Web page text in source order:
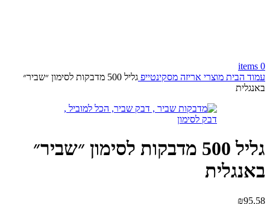
0
items
עמוד הבית מוצרי אריזה מסקינטייפ
גליל 500 מדבקות לסימון ״שביר״
באנגלית
גליל 500 מדבקות לסימון ״שביר״
באנגלית
₪95.58